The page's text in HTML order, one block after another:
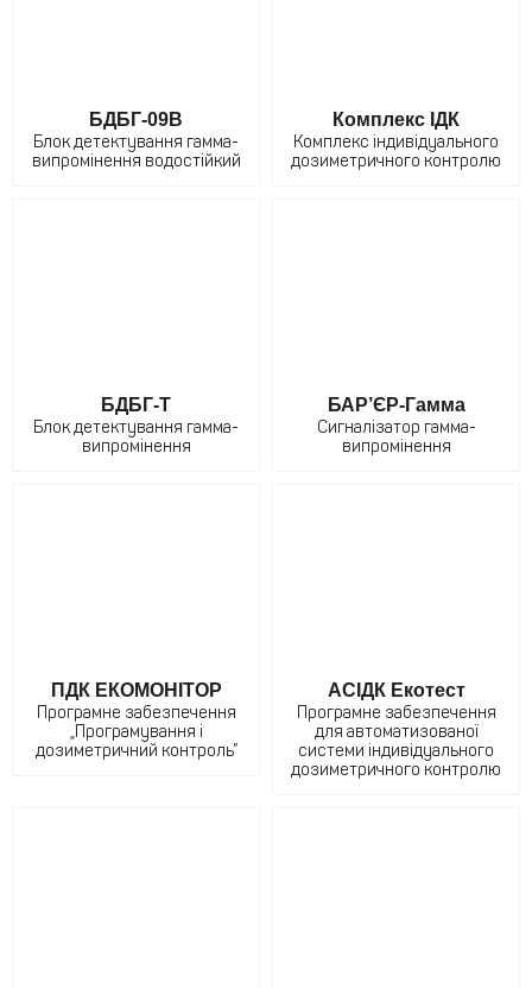
БДБГ-09В
Блок детектування гамма-
випромінення водостійкий
Комплекс ІДК
Комплекс індивідуального
дозиметричного контролю
БДБГ-Т
Блок детектування гамма-
випромінення
БАР’ЄР-Гамма
Сигналізатор гамма-
випромінення
ПДК ЕКОМОНІТОР
Програмне забезпечення
„Програмування і
дозиметричний контроль”
АСІДК Екотест
Програмне забезпечення
для автоматизованої
системи індивідуального
дозиметричного контролю